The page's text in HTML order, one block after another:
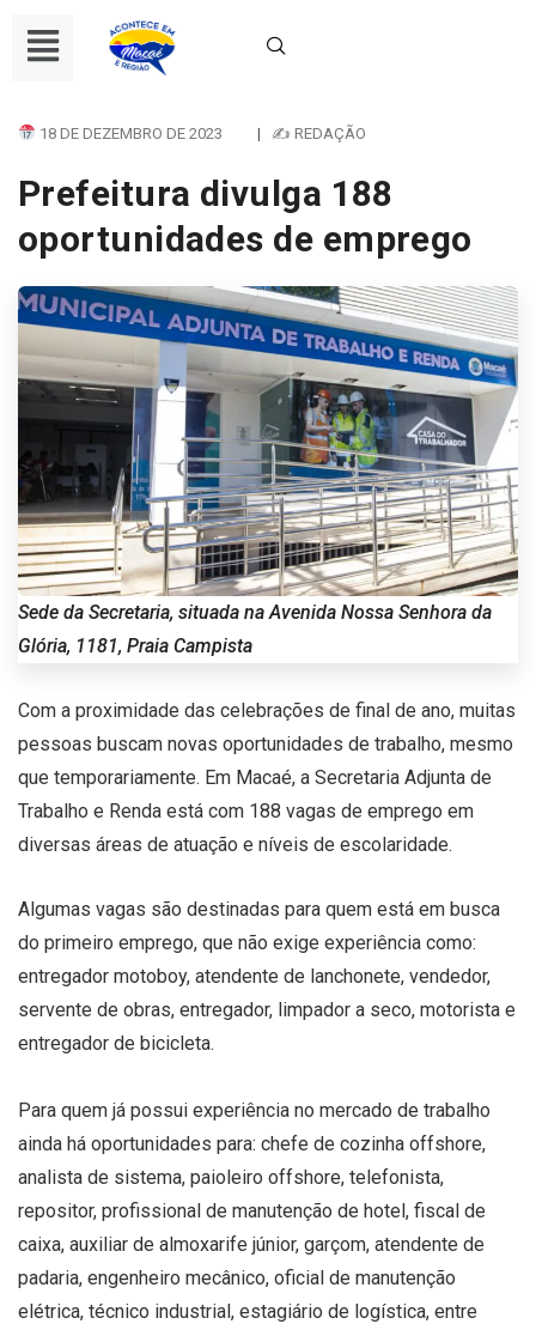
18 DE DEZEMBRO DE 2023 | ✍ REDAÇÃO
Prefeitura divulga 188
oportunidades de emprego
Sede da Secretaria, situada na Avenida Nossa Senhora da
Glória, 1181, Praia Campista
Com a proximidade das celebrações de final de ano, muitas
pessoas buscam novas oportunidades de trabalho, mesmo
que temporariamente. Em Macaé, a Secretaria Adjunta de
Trabalho e Renda está com 188 vagas de emprego em
diversas áreas de atuação e níveis de escolaridade.
Algumas vagas são destinadas para quem está em busca
do primeiro emprego, que não exige experiência como:
entregador motoboy, atendente de lanchonete, vendedor,
servente de obras, entregador, limpador a seco, motorista e
entregador de bicicleta.
Para quem já possui experiência no mercado de trabalho
ainda há oportunidades para: chefe de cozinha offshore,
analista de sistema, paioleiro offshore, telefonista,
repositor, profissional de manutenção de hotel, fiscal de
caixa, auxiliar de almoxarife júnior, garçom, atendente de
padaria, engenheiro mecânico, oficial de manutenção
elétrica, técnico industrial, estagiário de logística, entre